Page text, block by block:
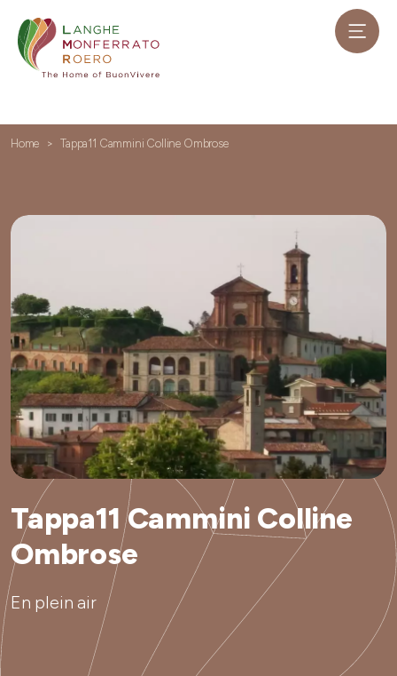
Home Tappa11 Cammini Colline Ombrose
Tappa11 Cammini Colline
Ombrose
En plein air